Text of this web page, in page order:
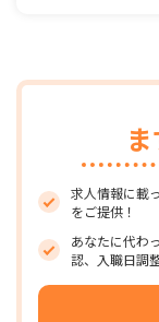
求人情報に載
をご提供！
あなたに代わ
認、入職日調